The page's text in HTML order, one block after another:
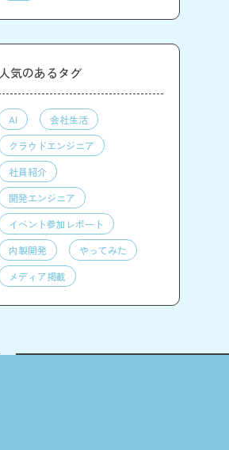
人気のあるタグ
AI
会社生活
クラウドエンジニア
社員紹介
開発エンジニア
イベント参加レポート
内製開発
やってみた
メディア掲載